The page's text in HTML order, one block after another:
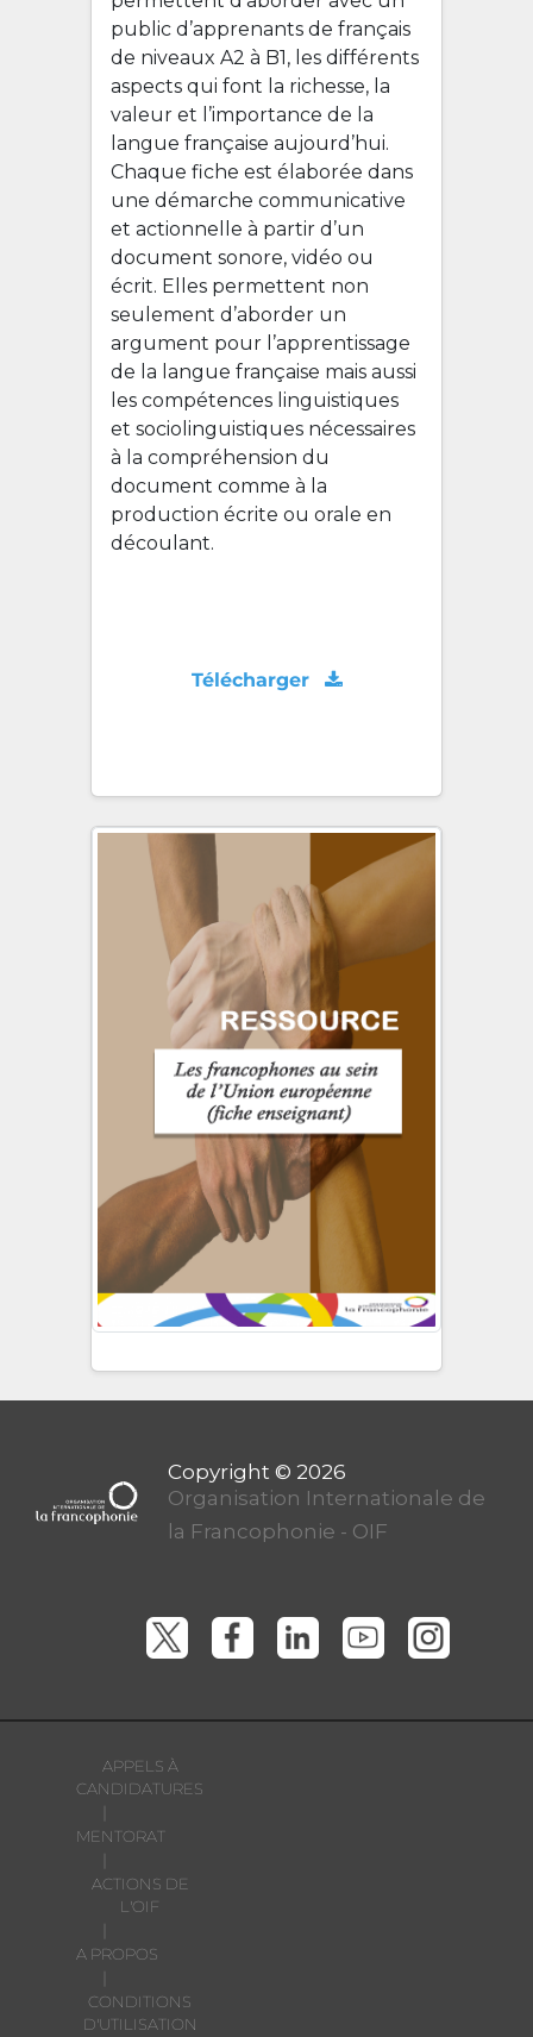
public d’apprenants de français
de niveaux A2 à B1, les différents
aspects qui font la richesse, la
valeur et l’importance de la
langue française aujourd’hui.
Chaque fiche est élaborée dans
une démarche communicative
et actionnelle à partir d’un
document sonore, vidéo ou
écrit. Elles permettent non
seulement d’aborder un
argument pour l’apprentissage
de la langue française mais aussi
les compétences linguistiques
et sociolinguistiques nécessaires
à la compréhension du
document comme à la
production écrite ou orale en
découlant.
Télécharger
APPELS À
CANDIDATURES
MENTORAT
ACTIONS DE
L'OIF
A PROPOS
CONDITIONS
D'UTILISATION
Organisation Internationale de
la Francophonie - OIF